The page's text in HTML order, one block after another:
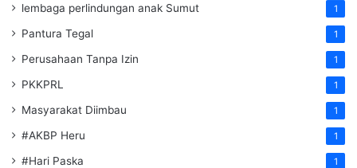
lembaga perlindungan anak Sumut 1
Pantura Tegal 1
Perusahaan Tanpa Izin 1
PKKPRL 1
Masyarakat Diimbau 1
#AKBP Heru 1
#Hari Paska 1